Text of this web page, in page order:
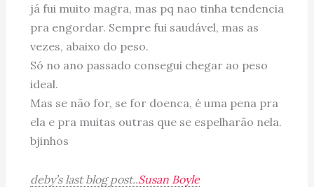
já fui muito magra, mas pq nao tinha tendencia
pra engordar. Sempre fui saudável, mas as
vezes, abaixo do peso.
Só no ano passado consegui chegar ao peso
ideal.
Mas se não for, se for doenca, é uma pena pra
ela e pra muitas outras que se espelharão nela.
bjinhos
deby’s last blog post..Susan Boyle